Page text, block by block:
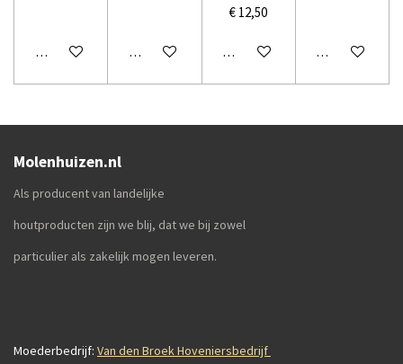
Houd mij op de hoogteHoud mij op de hoogte
€ 12,50
In winkelwagen In winkelwagen
Molenhuizen.nl
Als producent van landelijke
houtproducten zijn we blij, dat we bij zowel
particulier als zakelijk mogen leveren.
Moederbedrijf: Van den Broek Hoveniersbedrijf